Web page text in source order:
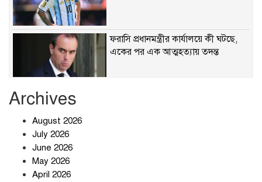
ফরাসি প্রধানমন্ত্রীর কার্যালয়ে কী ঘটছে,
একের পর এক আত্মহত্যায় তদন্ত
Archives
August 2026
July 2026
June 2026
May 2026
April 2026